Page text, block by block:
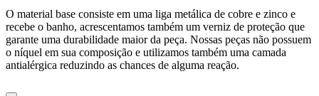
O material base consiste em uma liga metálica de cobre e zinco e
recebe o banho, acrescentamos também um verniz de proteção que
garante uma durabilidade maior da peça. Nossas peças não possuem
o níquel em sua composição e utilizamos também uma camada
antialérgica reduzindo as chances de alguma reação.